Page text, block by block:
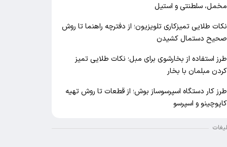
مخمل، سلطنتی و استیل
نکات طلایی تمیزکاری تلویزیون؛ از دفترچه راهنما تا روش
صحیح دستمال کشیدن
طرز استفاده از بخارشوی برای مبل؛ نکات طلایی تمیز
کردن مبلمان با بخار
طرز کار دستگاه اسپرسوساز بوش؛ از قطعات تا روش تهیه
کاپوچینو و اسپرسو